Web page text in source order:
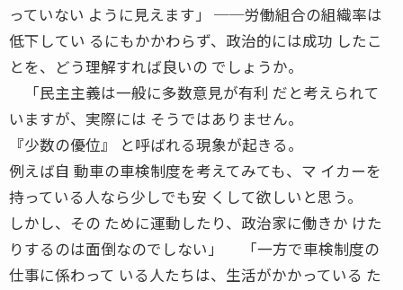
っていない ように見えます」 ──労働組合の組織率は
低下してい るにもかかわらず、政治的には成功 したこ
とを、どう理解すれば良いの でしょうか。
「民主主義は一般に多数意見が有利 だと考えられて
いますが、実際には そうではありません。
『少数の優位』 と呼ばれる現象が起きる。
例えば自 動車の車検制度を考えてみても、マ イカーを
持っている人なら少しでも安 くして欲しいと思う。
しかし、その ために運動したり、政治家に働きか けた
りするのは面倒なのでしない」 「一方で車検制度の
仕事に係わって いる人たちは、生活がかかっている た